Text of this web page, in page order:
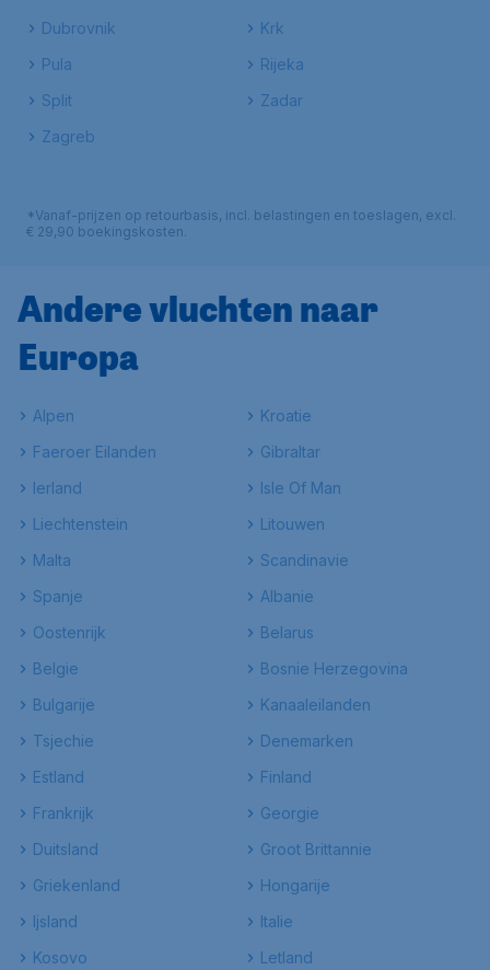
Dubrovnik
Krk
Pula
Rijeka
Split
Zadar
Zagreb
*Vanaf-prijzen op retourbasis, incl. belastingen en toeslagen, excl.
€ 29,90 boekingskosten.
Andere vluchten naar
Europa
Alpen
Kroatie
Faeroer Eilanden
Gibraltar
Ierland
Isle Of Man
Liechtenstein
Litouwen
Malta
Scandinavie
Spanje
Albanie
Oostenrijk
Belarus
Belgie
Bosnie Herzegovina
Bulgarije
Kanaaleilanden
Tsjechie
Denemarken
Estland
Finland
Frankrijk
Georgie
Duitsland
Groot Brittannie
Griekenland
Hongarije
Ijsland
Italie
Kosovo
Letland